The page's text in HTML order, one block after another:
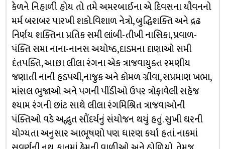
કેળને નિહાળી હોય તો તમે અમરબાઈના એ દિવસના યૌવનનો
મર્મ બરાબર પારખી શકો.વિશાળ નેત્રો, બુદ્ધિશક્તિ અને દ્રઢ
નિર્ણય શક્તિના પ્રતિક સમી લાંબી-તીખી નાસિકા, પ્રવાળ-
પંક્તિ સમા નાના-નાનસ અયોષ્ઠ,દાડમના દાણાઓ સમી
દંતપક્તિ, આછા લીલા રંગના એક ત્રાજવાયુક્ત રમણીય
જણાતી નાની હડપચી,નાજુક અને કોમળ ગ્રીવા, સપ્રમાણ ખભા,
માંસલ ભુજાઓ અને પગની પીંડીઓ ઉપર ત્રોફાવેલી સહેજ
શ્યામ રંગની છાંટ સાથે લીલા રંગમિશ્રિત ત્રાજવાઓની
પંક્તિઓ વડે અદ્ભુત સૌંદર્યનું સંયોજન થયું હતું. સુખી ઘરની
યોગ્યતા અનુસાર આભૂષણો પણ ધારણ કર્યાં હતાં. નાકમાં